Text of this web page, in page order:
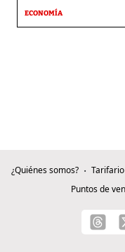
ECONOMÍA
¿Quiénes somos? Tarifario
Puntos de